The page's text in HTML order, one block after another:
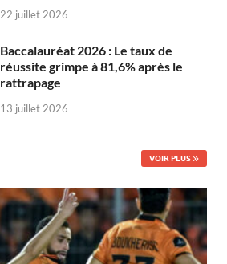
22 juillet 2026
Baccalauréat 2026 : Le taux de
réussite grimpe à 81,6% après le
rattrapage
13 juillet 2026
VOIR PLUS